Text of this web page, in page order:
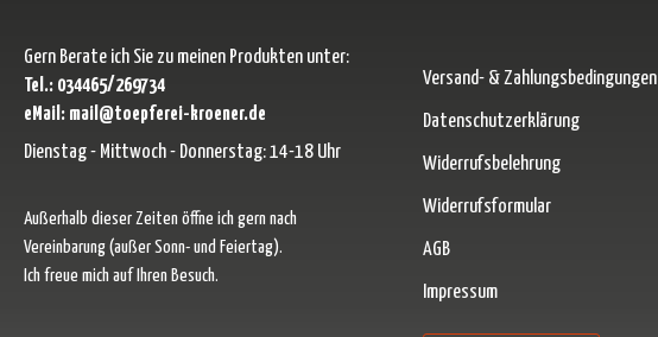
Gern Berate ich Sie zu meinen Produkten unter:
Tel.: 034465/269734
eMail: mail@toepferei-kroener.de
Dienstag - Mittwoch - Donnerstag: 14-18 Uhr
Außerhalb dieser Zeiten öffne ich gern nach
Vereinbarung (außer Sonn- und Feiertag).
Ich freue mich auf Ihren Besuch.
Versand- & Zahlungsbedingungen
Datenschutzerklärung
Widerrufsbelehrung
Widerrufsformular
AGB
Impressum